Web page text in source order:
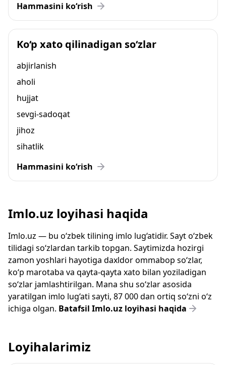
Hammasini ko‘rish
Ko‘p xato qilinadigan so‘zlar
abjirlanish
aholi
hujjat
sevgi-sadoqat
jihoz
sihatlik
Hammasini ko‘rish
Imlo.uz loyihasi haqida
Imlo.uz — bu o‘zbek tilining imlo lug‘atidir. Sayt o‘zbek
tilidagi so‘zlardan tarkib topgan. Saytimizda hozirgi
zamon yoshlari hayotiga daxldor ommabop so‘zlar,
ko‘p marotaba va qayta-qayta xato bilan yoziladigan
so‘zlar jamlashtirilgan. Mana shu so‘zlar asosida
yaratilgan imlo lug‘ati sayti, 87 000 dan ortiq so‘zni o‘z
ichiga olgan. Batafsil Imlo.uz loyihasi haqida
Loyihalarimiz